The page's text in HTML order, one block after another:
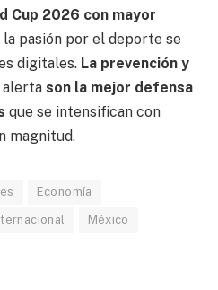
Cup 2026 con mayor
la pasión por el deporte se
digitales. La prevención y
alerta son la mejor defensa
que se intensifican con
magnitud.
Economía
México